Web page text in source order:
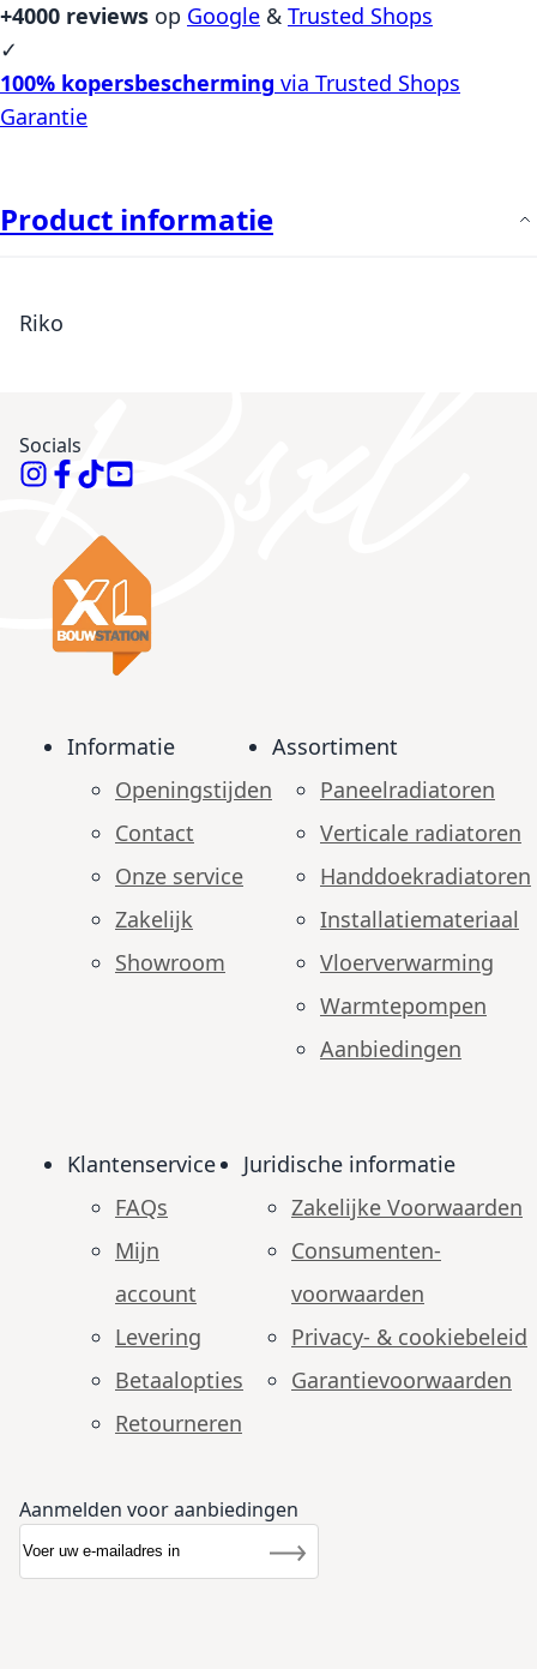
+4000 reviews op Google & Trusted Shops
✓
100% kopersbescherming via Trusted Shops
Garantie
Product informatie
Riko
Socials
Informatie
Openingstijden
Contact
Onze service
Zakelijk
Showroom
Assortiment
Paneelradiatoren
Verticale radiatoren
Handdoekradiatoren
Installatiemateriaal
Vloerverwarming
Warmtepompen
Aanbiedingen
Klantenservice
FAQs
Mijn
account
Levering
Betaalopties
Retourneren
Juridische informatie
Zakelijke Voorwaarden
Consumenten­
voorwaarden
Privacy- & cookiebeleid
Garantie­voorwaarden
Aanmelden voor aanbiedingen
Nieuwsbrief
Inschrijven